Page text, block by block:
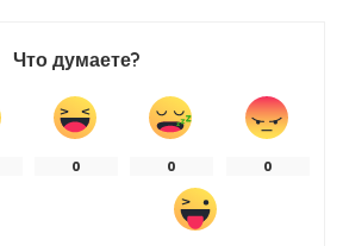
Что думаете?
0 0 0